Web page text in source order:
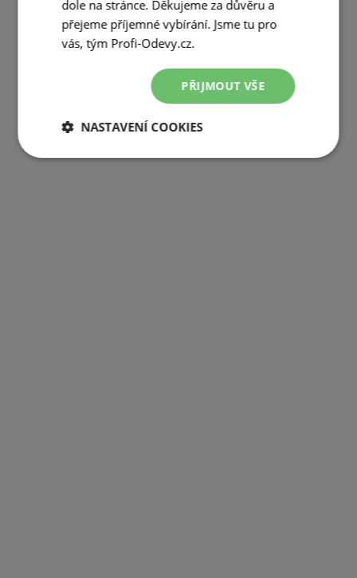
dole na stránce. Děkujeme za důvěru a
přejeme příjemné vybírání. Jsme tu pro
vás, tým Profi-Odevy.cz.
PŘIJMOUT VŠE
NASTAVENÍ COOKIES